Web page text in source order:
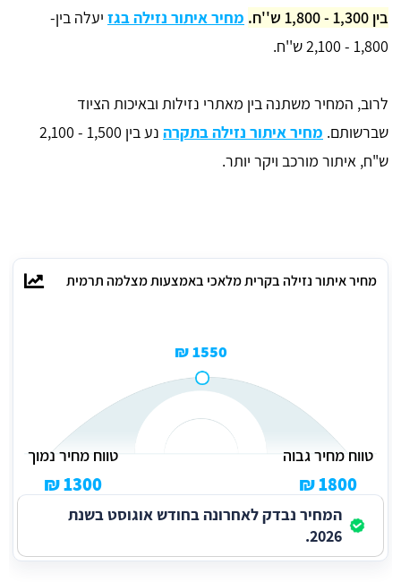
בין 1,300 - 1,800 ש''ח.
מחיר איתור נזילה בגז יעלה בין-
1,800 - 2,100 ש''ח.
לרוב, המחיר משתנה בין מאתרי נזילות ובאיכות הציוד
שברשותם. מחיר איתור נזילה בתקרה
נע בין 1,500 - 2,100
ש"ח, איתור מורכב ויקר יותר.
מחיר איתור נזילה בקרית מלאכי באמצעות מצלמה תרמית
1550 ₪
טווח מחיר גבוה
1800 ₪
טווח מחיר נמוך
1300 ₪
המחיר נבדק לאחרונה בחודש אוגוסט בשנת
2026.